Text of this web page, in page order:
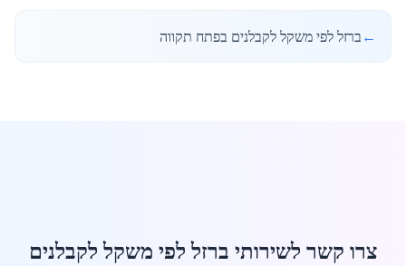
← ברזל לפי משקל לקבלנים בפתח תקווה
צרו קשר לשירותי ברזל לפי משקל לקבלנים